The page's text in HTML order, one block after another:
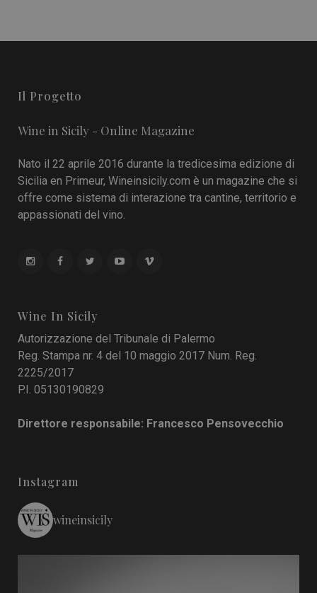
Il Progetto
Wine in Sicily - Online Magazine
Nato il 22 aprile 2016 durante la tredicesima edizione di
Sicilia en Primeur, Wineinsicily.com è un magazine che si
offre come sistema di interazione tra cantine, territorio e
appassionati del vino.
Wine In Sicily
Autorizzazione del Tribunale di Palermo
Reg. Stampa nr. 4 del 10 maggio 2017 Num. Reg.
2225/2017
P.I. 05130190829
Direttore responsabile: Francesco Pensovecchio
Instagram
wineinsicily